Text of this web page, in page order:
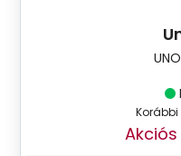
Korábbi
Akciós